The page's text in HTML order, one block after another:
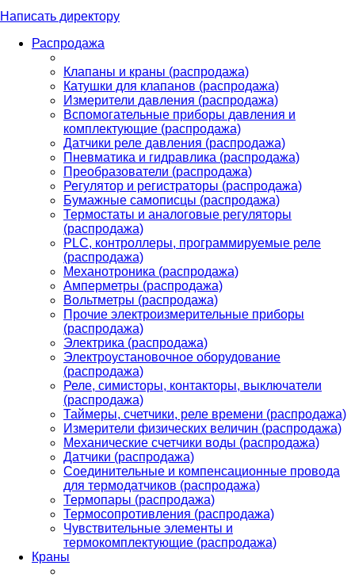
Написать директору
Распродажа
Клапаны и краны (распродажа)
Катушки для клапанов (распродажа)
Измерители давления (распродажа)
Вспомогательные приборы давления и
комплектующие (распродажа)
Датчики реле давления (распродажа)
Пневматика и гидравлика (распродажа)
Преобразователи (распродажа)
Регулятор и регистраторы (распродажа)
Бумажные самописцы (распродажа)
Термостаты и аналоговые регуляторы
(распродажа)
PLС, контроллеры, программируемые реле
(распродажа)
Механотроника (распродажа)
Амперметры (распродажа)
Вольтметры (распродажа)
Прочие электроизмерительные приборы
(распродажа)
Электрика (распродажа)
Электроустановочное оборудование
(распродажа)
Реле, симисторы, контакторы, выключатели
(распродажа)
Таймеры, счетчики, реле времени (распродажа)
Измерители физических величин (распродажа)
Механические счетчики воды (распродажа)
Датчики (распродажа)
Соединительные и компенсационные провода
для термодатчиков (распродажа)
Термопары (распродажа)
Термосопротивления (распродажа)
Чувствительные элементы и
термокомплектующие (распродажа)
Краны